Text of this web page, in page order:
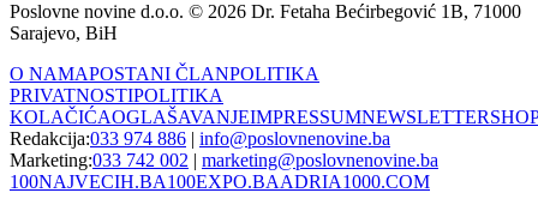
Poslovne novine d.o.o. © 2026 Dr. Fetaha Bećirbegović 1B, 71000
Sarajevo, BiH
O NAMAPOSTANI ČLANPOLITIKA
PRIVATNOSTIPOLITIKA
KOLAČIĆAOGLAŠAVANJEIMPRESSUMNEWSLETTER
Redakcija:033 974 886 | info@poslovnenovine.ba
Marketing:033 742 002 | marketing@poslovnenovine.ba
100NAJVECIH.BA100EXPO.BAADRIA1000.COM